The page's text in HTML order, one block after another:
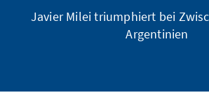
Javier Milei triumphiert bei
Argentinien